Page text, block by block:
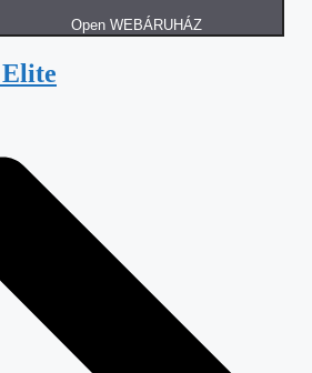
Open WEBÁRUHÁZ
Elite